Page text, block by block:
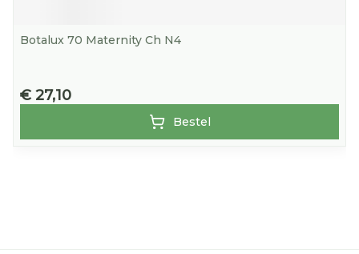
Botalux 70 Maternity Ch N4
€ 27,10
Bestel